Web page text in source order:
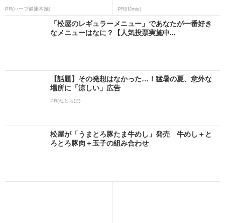
PR(ハーブ健康本舗) PR(IIJmio)
「松屋のレギュラーメニュー」であなたが一番好き
なメニューはなに？【人気投票実施中...
【話題】その発想はなかった…！猛暑の夏、意外な
場所に「涼しい」広告
PR(ねとらぼ)
松屋が「うまとろ豚たま牛めし」発売 牛めし＋と
ろとろ豚肉＋玉子の組み合わせ